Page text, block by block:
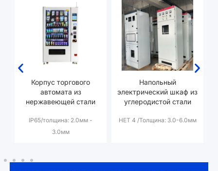
Корпус торгового
автомата из
нержавеющей стали
IP65/толщина: 2.0мм -
3.0мм
Напольный
электрический шкаф из
углеродистой стали
НЕТ 4 /Толщина: 3.0-6.0мм